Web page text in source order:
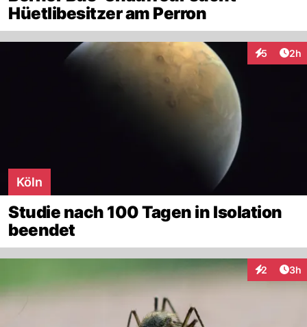
Hüetlibesitzer am Perron
5 2h
Köln
Studie nach 100 Tagen in Isolation
beendet
2 3h